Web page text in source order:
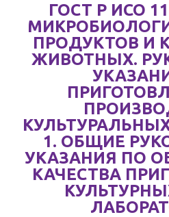
ГОСТ Р ИСО
ПРОДУКТОВ И
ЖИВОТНЫХ.
1. ОБЩИЕ
УКАЗАНИЯ ПО
КАЧЕСТВА